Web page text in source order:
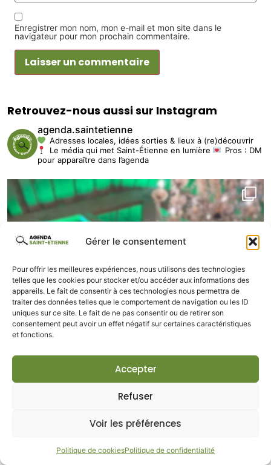
Gérer le consentement
Pour offrir les meilleures expériences, nous utilisons des technologies
telles que les cookies pour stocker et/ou accéder aux informations des
appareils. Le fait de consentir à ces technologies nous permettra de
traiter des données telles que le comportement de navigation ou les ID
uniques sur ce site. Le fait de ne pas consentir ou de retirer son
consentement peut avoir un effet négatif sur certaines caractéristiques
et fonctions.
Accepter
Refuser
Voir les préférences
Politique de cookiesPolitique de confidentialité
Enregistrer mon nom, mon e-mail et mon site dans le
navigateur pour mon prochain commentaire.
Retrouvez-nous aussi sur Instagram
agenda.saintetienne
Adresses locales, idées sorties & lieux à (re)découvrir
Le média qui met Saint-Étienne en lumière
Pros : DM
pour apparaître dans l’agenda